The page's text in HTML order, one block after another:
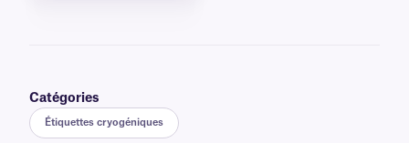
Catégories
Étiquettes cryogéniques